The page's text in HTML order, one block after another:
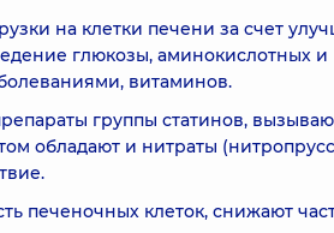
на клетки печени за счет
глюкозы, аминокислотных и
витаминов.
группы статинов,
обладают и нитраты
печеночных клеток, снижают